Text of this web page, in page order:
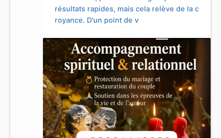
résultats rapides, mais cela relève de la c
royance. D'un point de v